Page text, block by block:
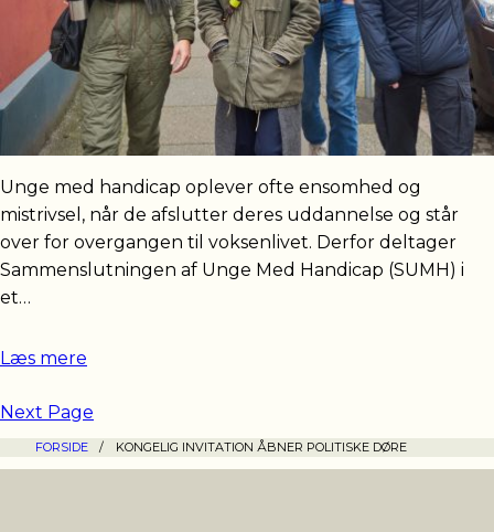
Unge med handicap oplever ofte ensomhed og
mistrivsel, når de afslutter deres uddannelse og står
over for overgangen til voksenlivet. Derfor deltager
Sammenslutningen af Unge Med Handicap (SUMH) i
et…
Læs mere
Next Page
FORSIDE / KONGELIG INVITATION ÅBNER POLITISKE DØRE